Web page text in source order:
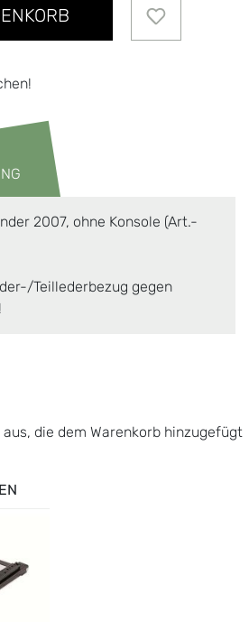
2007, ohne Konsole (Art.-
Teillederbezug gegen
die dem Warenkorb hinzugefügt